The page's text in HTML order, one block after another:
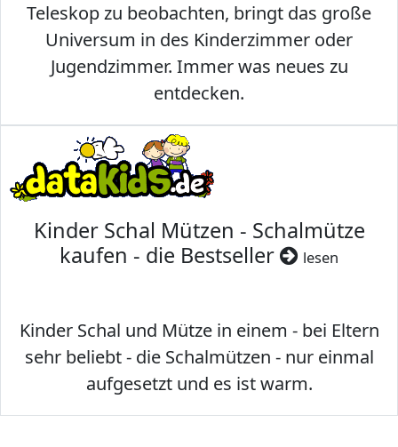
Teleskop zu beobachten, bringt das große
Universum in des Kinderzimmer oder
Jugendzimmer. Immer was neues zu
entdecken.
Kinder Schal Mützen - Schalmütze
kaufen - die Bestseller
lesen
Kinder Schal und Mütze in einem - bei Eltern
sehr beliebt - die Schalmützen - nur einmal
aufgesetzt und es ist warm.